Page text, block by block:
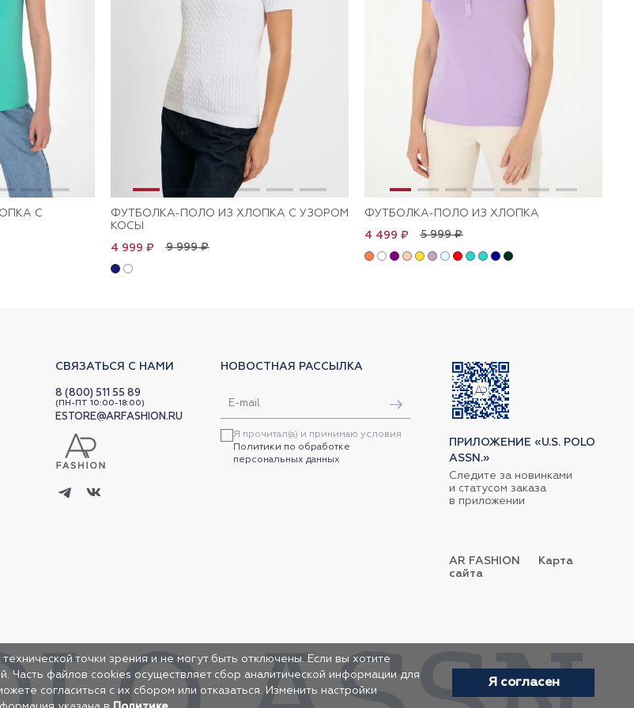
С
ФУТБОЛКА-ПОЛО ИЗ ХЛОПКА С УЗОРОМ
КОСЫ
9 999 ₽
4 999 ₽
ФУТБОЛКА-ПОЛО ИЗ ХЛОПКА
5 999 ₽
4 499 ₽
СВЯЗАТЬСЯ С НАМИ
8 (800) 511 55 89
(ПН-ПТ 10:00-18:00)
ESTORE@ARFASHION.RU
НОВОСТНАЯ РАССЫЛКА
Я прочитал(а) и принимаю условия
Политики по обработке
персональных данных
ПРИЛОЖЕНИЕ «U.S. POLO
ASSN.»
Следите за новинками
и статусом заказа
в приложении
AR FASHION
Карта
сайта
технической точки зрения и не могут быть отключены. Если вы хотите
Часть файлов cookies осуществляет сбор аналитической информации для
согласиться с их сбором или отказаться. Изменить настройки
Я согласен